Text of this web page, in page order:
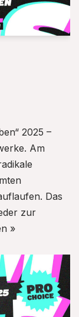
2025 –
Am
Das
zur
»